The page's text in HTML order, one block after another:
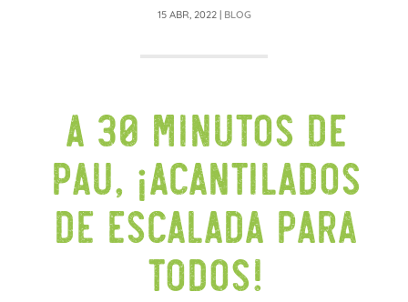
15 ABR, 2022| BLOG
A 30 minutos de
Pau, ¡acantilados
de escalada para
todos!